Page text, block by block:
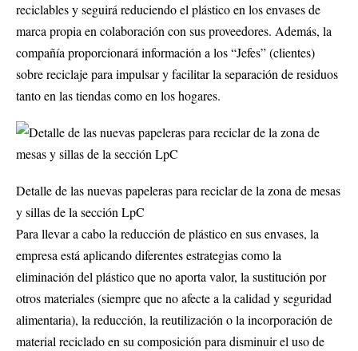
reciclables y seguirá reduciendo el plástico en los envases de
marca propia en colaboración con sus proveedores. Además, la
compañía proporcionará información a los “Jefes” (clientes)
sobre reciclaje para impulsar y facilitar la separación de residuos
tanto en las tiendas como en los hogares.
Detalle de las nuevas papeleras para reciclar de la zona de mesas
y sillas de la sección LpC
Para llevar a cabo la reducción de plástico en sus envases, la
empresa está aplicando diferentes estrategias como la
eliminación del plástico que no aporta valor, la sustitución por
otros materiales (siempre que no afecte a la calidad y seguridad
alimentaria), la reducción, la reutilización o la incorporación de
material reciclado en su composición para disminuir el uso de